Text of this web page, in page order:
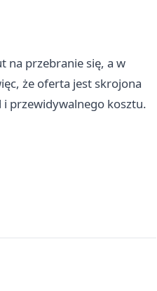
na przebranie się, a w
że oferta jest skrojona
przewidywalnego kosztu.